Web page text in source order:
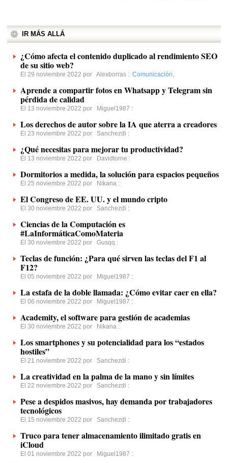
IR MÁS ALLÁ
¿Cómo afecta el contenido duplicado al rendimiento SEO
de su sitio web?
El 29 noviembre 2022 por Alexborras : Comunicación,
Aprende a compartir fotos en Whatsapp y Telegram sin
pérdida de calidad
El 13 noviembre 2022 por Miguel1987 :
Los derechos de autor sobre la IA que aterra a creadores
El 23 noviembre 2022 por Sanchezdi :
¿Qué necesitas para mejorar tu productividad?
El 13 noviembre 2022 por Davidtorne :
Dormitorios a medida, la solución para espacios pequeños
El 25 noviembre 2022 por Nikana :
El Congreso de EE. UU. y el mundo cripto
El 30 noviembre 2022 por Sanchezdi :
Ciencias de la Computación es
#LaInformáticaComoMateria
El 30 noviembre 2022 por Gusqq :
Teclas de función: ¿Para qué sirven las teclas del F1 al
F12?
El 05 noviembre 2022 por Miguel1987 :
La estafa de la doble llamada: ¿Cómo evitar caer en ella?
El 06 noviembre 2022 por Miguel1987 :
Academity, el software para gestión de academias
El 30 noviembre 2022 por Nikana :
Los smartphones y su potencialidad para los “estados
hostiles”
El 21 noviembre 2022 por Sanchezdi :
La creatividad en la palma de la mano y sin límites
El 22 noviembre 2022 por Sanchezdi :
Pese a despidos masivos, hay demanda por trabajadores
tecnológicos
El 15 noviembre 2022 por Sanchezdi :
Truco para tener almacenamiento ilimitado gratis en
iCloud
El 01 noviembre 2022 por Miguel1987 :